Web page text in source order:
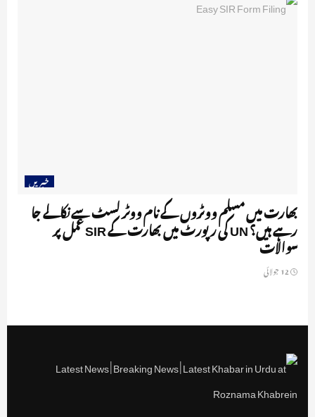
خبریں
بھارت میں مسلم ووٹروں کے نام ووٹر لسٹ سے نکالے جا
رہے ہیں؟ UN کی رپورٹ میں بھارت کے SIR عمل پر
سوالات